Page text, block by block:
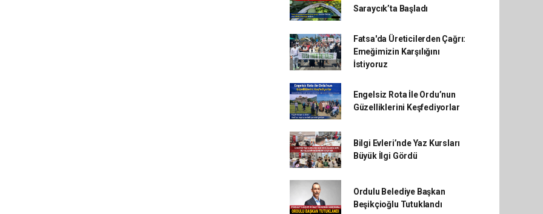
Saraycık’ta Başladı
Fatsa'da Üreticilerden Çağrı:
Emeğimizin Karşılığını
İstiyoruz
Engelsiz Rota İle Ordu’nun
Güzelliklerini Keşfediyorlar
Bilgi Evleri’nde Yaz Kursları
Büyük İlgi Gördü
Ordulu Belediye Başkan
Beşikçioğlu Tutuklandı